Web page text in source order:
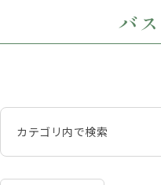
バ
カテゴリ内で検索